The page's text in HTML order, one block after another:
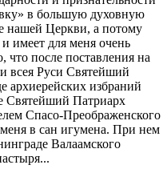
в большую духовную
нашей Церкви, а потому
имеет для меня очень
что после поставления на
всея Руси Святейший
архиерейских избраний
Святейший Патриарх
Спасо-Преображенского
в сан игумена. При нем
Валаамского